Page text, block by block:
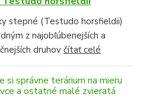
stepné (Testudo horsfieldii)
z najobľúbenejších a
druhovčítať celé